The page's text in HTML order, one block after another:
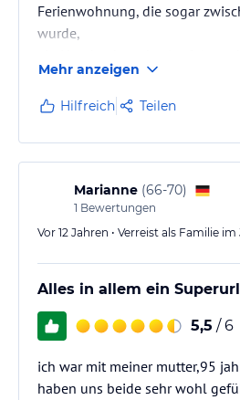
Ferienwohnung, die sogar
wurde,
Brötchenservice hat prima
Sehr hilfsbereites und
Gute Infos zu
Restaurationsbetrieben erhalten.
Wohnung war gut ausgestattet.
war vorhanden.
Lift war vorhanden.
Die Lage nur wenige Meter vom
Mehr anzeigen
Hilfreich Teilen
Marianne (66-70)
1 Bewertungen
Vor 12 Jahren • Verreist als Familie im
Alles in allem ein
5,5 / 6
ich war mit meiner mutter,95
haben uns beide sehr wohl